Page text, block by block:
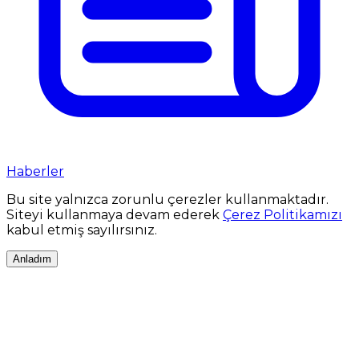
Haberler
Bu site yalnızca zorunlu çerezler kullanmaktadır.
Siteyi kullanmaya devam ederek Çerez Politikamızı
kabul etmiş sayılırsınız.
Anladım